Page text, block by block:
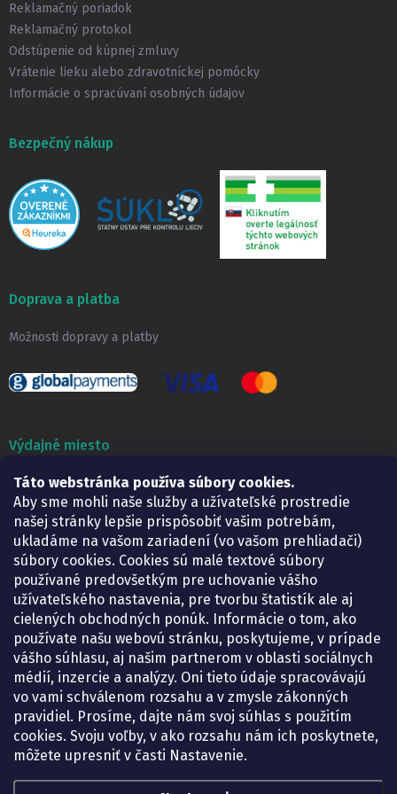
Táto webstránka používa súbory cookies.
Aby sme mohli naše služby a užívateľské prostredie
našej stránky lepšie prispôsobiť vašim potrebám,
ukladáme na vašom zariadení (vo vašom prehliadači)
súbory cookies. Cookies sú malé textové súbory
používané predovšetkým pre uchovanie vášho
užívateľského nastavenia, pre tvorbu štatistík ale aj
cielených obchodných ponúk. Informácie o tom, ako
používate našu webovú stránku, poskytujeme, v prípade
vášho súhlasu, aj našim partnerom v oblasti sociálnych
médií, inzercie a analýzy. Oni tieto údaje spracovávajú
vo vami schválenom rozsahu a v zmysle zákonných
pravidiel. Prosíme, dajte nám svoj súhlas s použitím
cookies. Svoju voľby, v ako rozsahu nám ich poskytnete,
môžete upresniť v časti Nastavenie.
Reklamačný poriadok
Reklamačný protokol
Odstúpenie od kúpnej zmluvy
Vrátenie lieku alebo zdravotníckej pomôcky
Informácie o spracúvaní osobných údajov
Bezpečný nákup
Doprava a platba
Možnosti dopravy a platby
Výdajné miesto
Lekáreň ADONAI
Košice – Smetanova 2
Pondelok:
07.30 – 15.30 h.
Utorok:
07.30 – 16.00 h.
Streda:
07.30 – 16.00 h.
Štvrtok:
07.30 – 15.30 h.
Piatok:
07.30 – 15.30 h.
KONTAKT
eshop@lekarenadonai.sk
+421 948 203 203
Nájdete nás na Facebooku.
lekarenadonai/